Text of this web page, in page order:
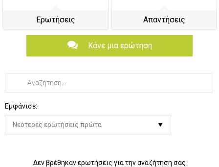
Ερωτήσεις Απαντήσεις
Κάνε μια ερώτηση
Εμφάνισε:
Δεν βρέθηκαν ερωτήσεις για την αναζήτηση σας